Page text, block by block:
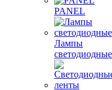
PANEL
Лампы
светодиодные